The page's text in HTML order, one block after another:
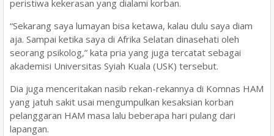
peristiwa kekerasan yang dialami korban.
“Sekarang saya lumayan bisa ketawa, kalau dulu saya diam
aja. Sampai ketika saya di Afrika Selatan dinasehati oleh
seorang psikolog,” kata pria yang juga tercatat sebagai
akademisi Universitas Syiah Kuala (USK) tersebut.
Dia juga menceritakan nasib rekan-rekannya di Komnas HAM
yang jatuh sakit usai mengumpulkan kesaksian korban
pelanggaran HAM masa lalu beberapa hari pulang dari
lapangan.